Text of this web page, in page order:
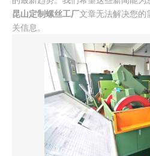
昆山定制螺丝工厂文章无法解决您的
关信息。